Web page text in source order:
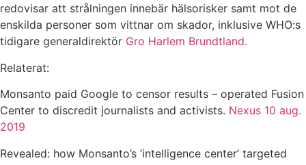
redovisar att strålningen innebär hälsorisker samt mot de
enskilda personer som vittnar om skador, inklusive WHO:s
tidigare generaldirektör Gro Harlem Brundtland.
Relaterat:
Monsanto paid Google to censor results – operated Fusion
Center to discredit journalists and activists. Nexus 10 aug.
2019
Revealed: how Monsanto’s ’intelligence center’ targeted